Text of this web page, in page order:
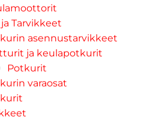
Tarvikkeet
asennustarvikkeet
ja keulapotkurit
Potkurit
varaosat